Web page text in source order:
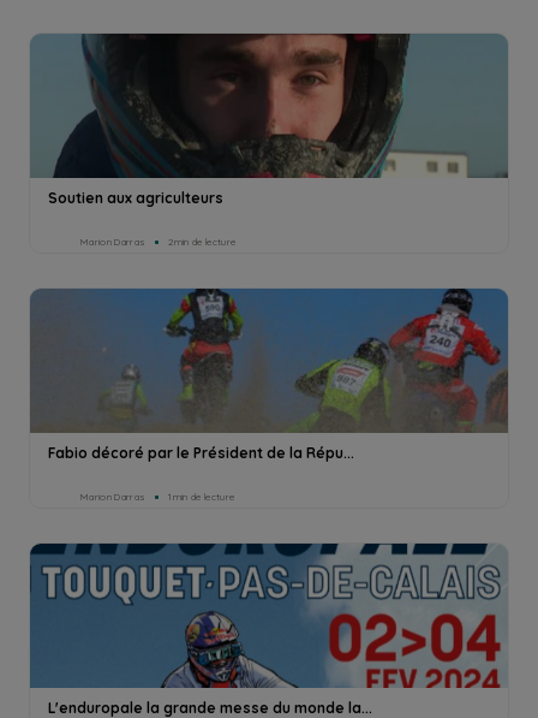
Soutien aux agriculteurs
Marion Darras 2min de lecture
Fabio décoré par le Président de la Répu...
Marion Darras 1min de lecture
L'enduropale la grande messe du monde la...